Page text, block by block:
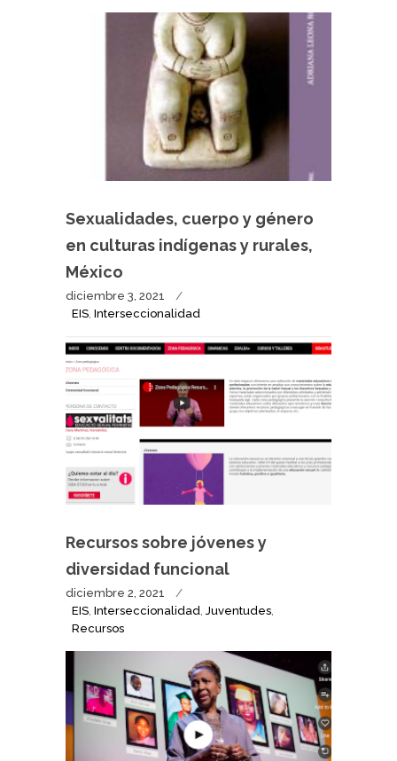
Sexualidades, cuerpo y género
en culturas indígenas y rurales,
México
diciembre 3, 2021
EIS, Interseccionalidad
Recursos sobre jóvenes y
diversidad funcional
diciembre 2, 2021
EIS, Interseccionalidad, Juventudes,
Recursos